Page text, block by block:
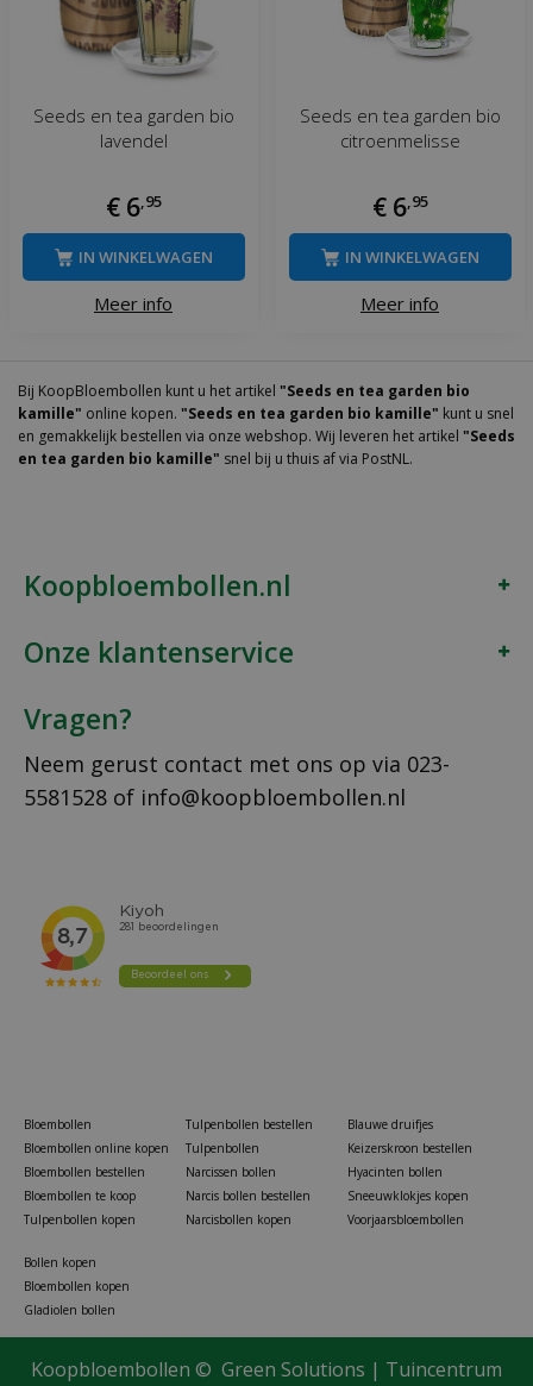
Seeds en tea garden bio
lavendel
€ 6,95
Meer info
IN WINKELWAGEN
Seeds en tea garden bio
citroenmelisse
€ 6,95
Meer info
IN WINKELWAGEN
Bij KoopBloembollen kunt u het artikel "Seeds en tea garden bio
kamille" online kopen. "Seeds en tea garden bio kamille" kunt u snel
en gemakkelijk bestellen via onze webshop. Wij leveren het artikel "Seeds
en tea garden bio kamille" snel bij u thuis af via PostNL.
Koopbloembollen.nl
Onze klantenservice
Vragen?
Neem gerust contact met ons op via 023-
5581528 of info@koopbloembollen.nl
Bloembollen
Bloembollen online kopen
Bloembollen bestellen
Bloembollen te koop
Tulpenbollen kopen
Tulpenbollen bestellen
Tulpenbollen
Narcissen bollen
Narcis bollen bestellen
Narcisbollen kopen
Blauwe druifjes
Keizerskroon bestellen
Hyacinten bollen
Sneeuwklokjes kopen
Voorjaarsbloembollen
Bollen kopen
Bloembollen kopen
Gladiolen bollen
Koopbloembollen © Green Solutions | Tuincentrum